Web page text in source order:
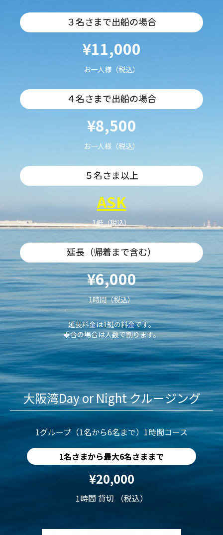
３名さまで出船の場合
¥11,000
お一人様（税込）
４名さまで出船の場合
¥8,500
お一人様（税込）
５名さま以上
ASK
1艇（税込）
延長（帰着まで含む）
¥6,000
1時間（税込）
延長料金は1艇の料金です。
乗合の場合は人数で割ります。
大阪湾Day or Night クルージング
1グループ（1名から6名まで）1時間コース
1名さまから最大6名さままで
¥20,000
1時間 貸切 （税込）